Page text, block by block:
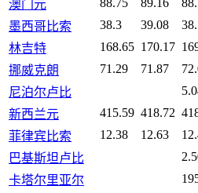
澳门元
88.75 89.16
墨西哥比索
38.3 39.08
林吉特
168.65 170.17
挪威克朗
71.29 71.87
尼泊尔卢比
新西兰元
415.59 418.72
菲律宾比索
12.38 12.63
巴基斯坦卢比
卡塔尔里亚尔